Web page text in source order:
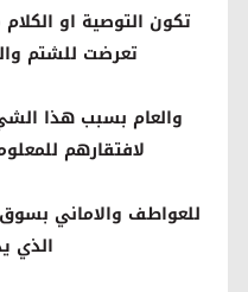
تكون التوصية او الكلام
تعرضت للشتم
والعام بسبب هذا
لافتقارهم
للعواطف والاماني
الذي